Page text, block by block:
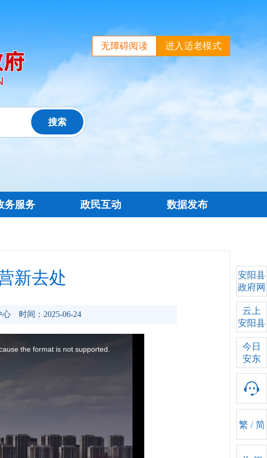
进入适老模式
无障碍阅读
务服务 政民互动 数据发布
新去处
心 时间：2025-06-24
安阳县
政府网
云上
安阳县
今日
安东
繁 / 简